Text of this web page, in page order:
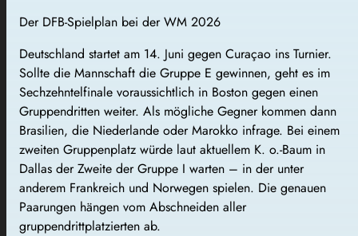
Der DFB-Spielplan bei der WM 2026
Deutschland startet am 14. Juni gegen Curaçao ins Turnier.
Sollte die Mannschaft die Gruppe E gewinnen, geht es im
Sechzehntelfinale voraussichtlich in Boston gegen einen
Gruppendritten weiter. Als mögliche Gegner kommen dann
Brasilien, die Niederlande oder Marokko infrage. Bei einem
zweiten Gruppenplatz würde laut aktuellem K. o.-Baum in
Dallas der Zweite der Gruppe I warten – in der unter
anderem Frankreich und Norwegen spielen. Die genauen
Paarungen hängen vom Abschneiden aller
gruppendrittplatzierten ab.